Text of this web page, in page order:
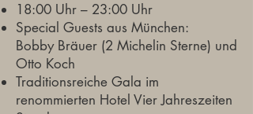
18:00 Uhr – 23:00 Uhr
Special Guests aus München:
Bobby Bräuer (2 Michelin Sterne) und
Otto Koch
Traditionsreiche Gala im
renommierten Hotel Vier Jahreszeiten